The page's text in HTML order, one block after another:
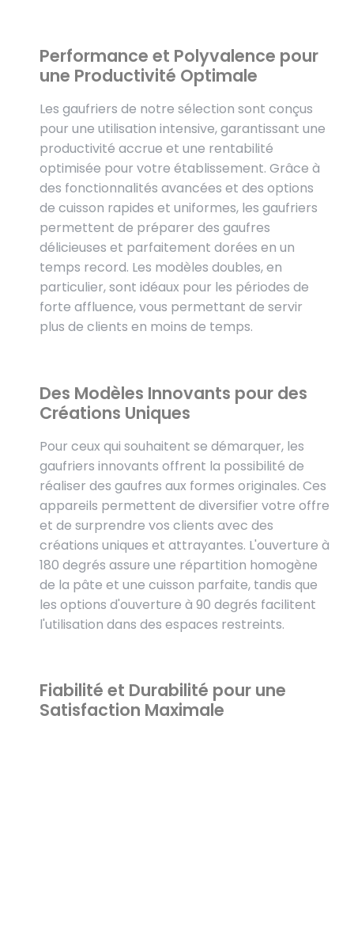
Performance et Polyvalence pour
une Productivité Optimale
Les gaufriers de notre sélection sont conçus
pour une utilisation intensive, garantissant une
productivité accrue et une rentabilité
optimisée pour votre établissement. Grâce à
des fonctionnalités avancées et des options
de cuisson rapides et uniformes, les gaufriers
permettent de préparer des gaufres
délicieuses et parfaitement dorées en un
temps record. Les modèles doubles, en
particulier, sont idéaux pour les périodes de
forte affluence, vous permettant de servir
plus de clients en moins de temps.
Des Modèles Innovants pour des
Créations Uniques
Pour ceux qui souhaitent se démarquer, les
gaufriers innovants offrent la possibilité de
réaliser des gaufres aux formes originales. Ces
appareils permettent de diversifier votre offre
et de surprendre vos clients avec des
créations uniques et attrayantes. L'ouverture à
180 degrés assure une répartition homogène
de la pâte et une cuisson parfaite, tandis que
les options d'ouverture à 90 degrés facilitent
l'utilisation dans des espaces restreints.
Fiabilité et Durabilité pour une
Satisfaction Maximale